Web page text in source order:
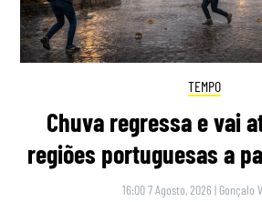
TEMPO
Chuva regressa e vai
regiões portuguesas a
16:00 7 Agosto, 2026 | Gonçalo